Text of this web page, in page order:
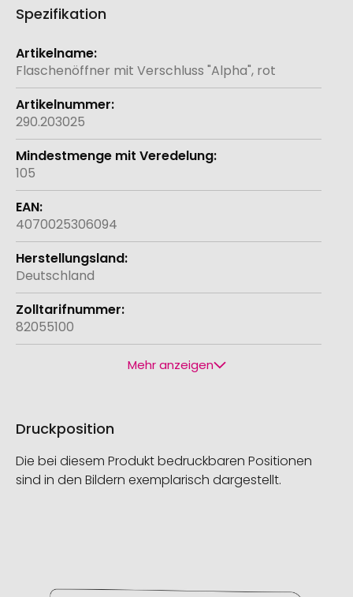
Spezifikation
Weitere
Informationen
Flaschenöffner mit Verschluss "Alpha", rot
290.203025
105
4070025306094
Deutschland
82055100
Mehr anzeigen
Druckposition
Die bei diesem Produkt bedruckbaren Positionen
sind in den Bildern exemplarisch dargestellt.